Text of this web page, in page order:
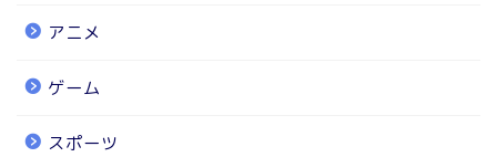
アニメ
ゲーム
スポーツ